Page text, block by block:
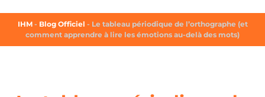
IHM - Blog Officiel - Le tableau périodique de l’orthographe (et
comment apprendre à lire les émotions au-delà des mots)